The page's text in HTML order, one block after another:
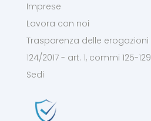
Imprese
Lavora con noi
Trasparenza delle
124/2017 - art. 1, commi 125-
Sedi